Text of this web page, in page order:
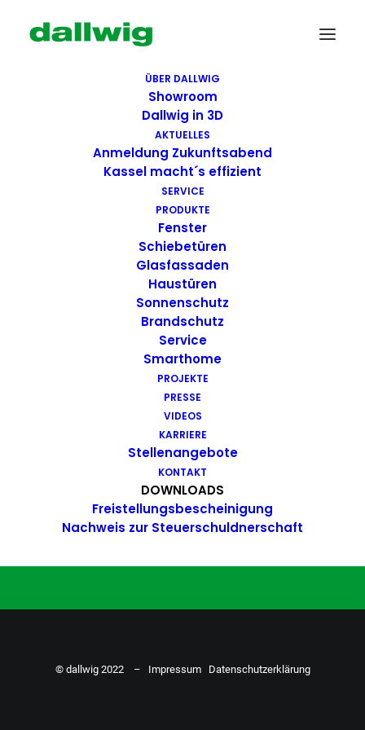
ÜBER DALLWIG
Showroom
Dallwig in 3D
AKTUELLES
Anmeldung Zukunftsabend
Kassel macht´s effizient
SERVICE
PRODUKTE
Fenster
Schiebetüren
Glasfassaden
Haustüren
Sonnenschutz
Brandschutz
Service
Smarthome
PROJEKTE
PRESSE
VIDEOS
KARRIERE
Stellenangebote
KONTAKT
DOWNLOADS
Freistellungsbescheinigung
Nachweis zur Steuerschuldnerschaft
Wir suchen Dich!
Dallwig bietet
Perspektive
Du hast Bock auf einen Job mit
Action. Bewirb dich ganz einfach
ZU DEN STELLENANGEBOTEN
© dallwig 2022 – Impressum Datenschutzerklärung